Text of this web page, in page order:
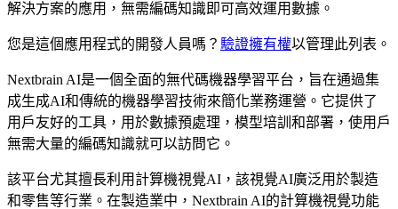
解決方案的應用，無需編碼知識即可高效運用數據。
您是這個應用程式的開發人員嗎？ 驗證擁有權以管理此列表。
Nextbrain AI是一個全面的無代碼機器學習平台，旨在通過集
成生成AI和傳統的機器學習技術來簡化業務運營。它提供了
用戶友好的工具，用於數據預處理，模型培訓和部署，使用戶
無需大量的編碼知識就可以訪問它。
該平台尤其擅長利用計算機視覺AI，該視覺AI廣泛用於製造
和零售等行業。在製造業中，Nextbrain AI的計算機視覺功能